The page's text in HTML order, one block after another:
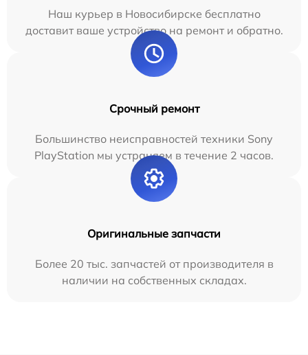
Наш курьер в Новосибирске бесплатно
доставит ваше устройство на ремонт и обратно.
Срочный ремонт
Большинство неисправностей техники Sony
PlayStation мы устраняем в течение 2 часов.
Оригинальные запчасти
Более 20 тыс. запчастей от производителя в
наличии на собственных складах.